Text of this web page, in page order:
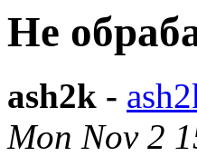
Не
ash2k -
Mon Nov 2